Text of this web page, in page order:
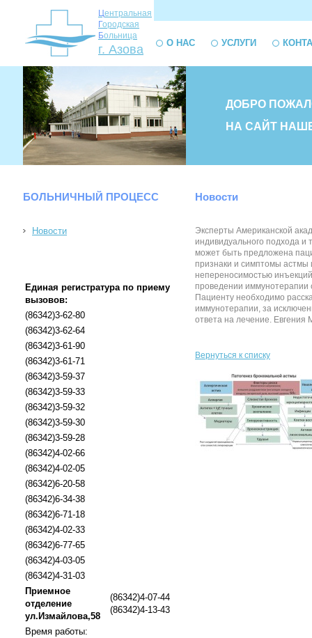
Центральная
Городская
Больница
г. Азова О НАС УСЛУГИ
ДОБРО
НА САЙТ
БОЛЬНИЧНЫЙ ПРОЦЕСС
Новости
Единая регистратура по приему
вызовов:
(86342)3-62-80
(86342)3-62-64
(86342)3-61-90
(86342)3-61-71
(86342)3-59-37
(86342)3-59-33
(86342)3-59-32
(86342)3-59-30
(86342)3-59-28
(86342)4-02-66
(86342)4-02-05
(86342)6-20-58
(86342)6-34-38
(86342)6-71-18
(86342)4-02-33
(86342)6-77-65
(86342)4-03-05
(86342)4-31-03
Приемное
отделение
ул.Измайлова,58
(86342)4-07-44
(86342)4-13-43
Время работы:
Новости
Эксперты Американской
индивидуального подхода
может быть предложена
признаки и симптомы астмы
непереносимостью
проведении иммунотерапии
Пациенту необходимо
иммунотерапии, за
ответа на лечение.
Вернуться к списку